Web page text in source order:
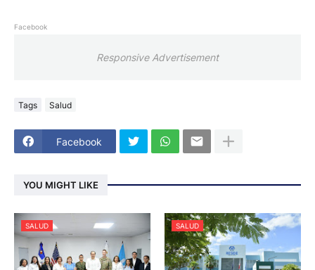
Facebook
Responsive Advertisement
Tags Salud
Facebook
YOU MIGHT LIKE
SALUD SALUD